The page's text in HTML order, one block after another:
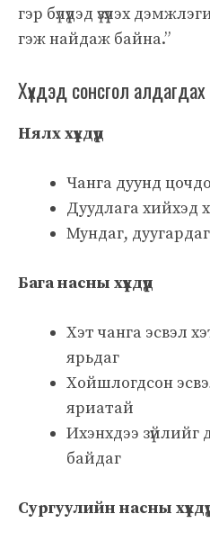
гэр бүлүүдэд үзүүлэх
гэж найдаж байна.”
Хүүхдэд сонсгол
Нялх хүүхдүүд
Чанга дуунд
Дуудлага хийхэд
Мундаг,
Бага насны хүүхдүүд
Хэт чанга эсвэл
ярьдаг
Хойшлогдсон
яриатай
Ихэнхдээ
байдаг
Сургуулийн насны